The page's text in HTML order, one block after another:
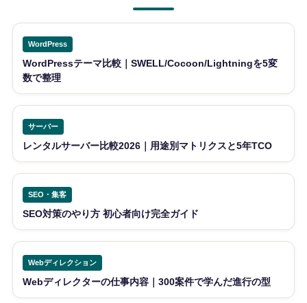
WordPress
WordPressテーマ比較｜SWELL/Cocoon/Lightningを5変
数で整理
サーバー
レンタルサーバー比較2026｜用途別マトリクスと5年TCO
SEO・集客
SEO対策のやり方 初心者向け完全ガイド
Webディレクション
Webディレクターの仕事内容｜300案件で学んだ進行の型